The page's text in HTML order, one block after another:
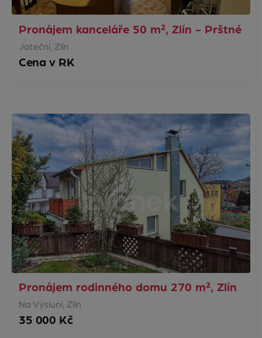
Pronájem kanceláře 50 m², Zlín - Prštné
Jateční, Zlín
Cena v RK
Pronájem rodinného domu 270 m², Zlín
Na Výsluní, Zlín
35 000 Kč